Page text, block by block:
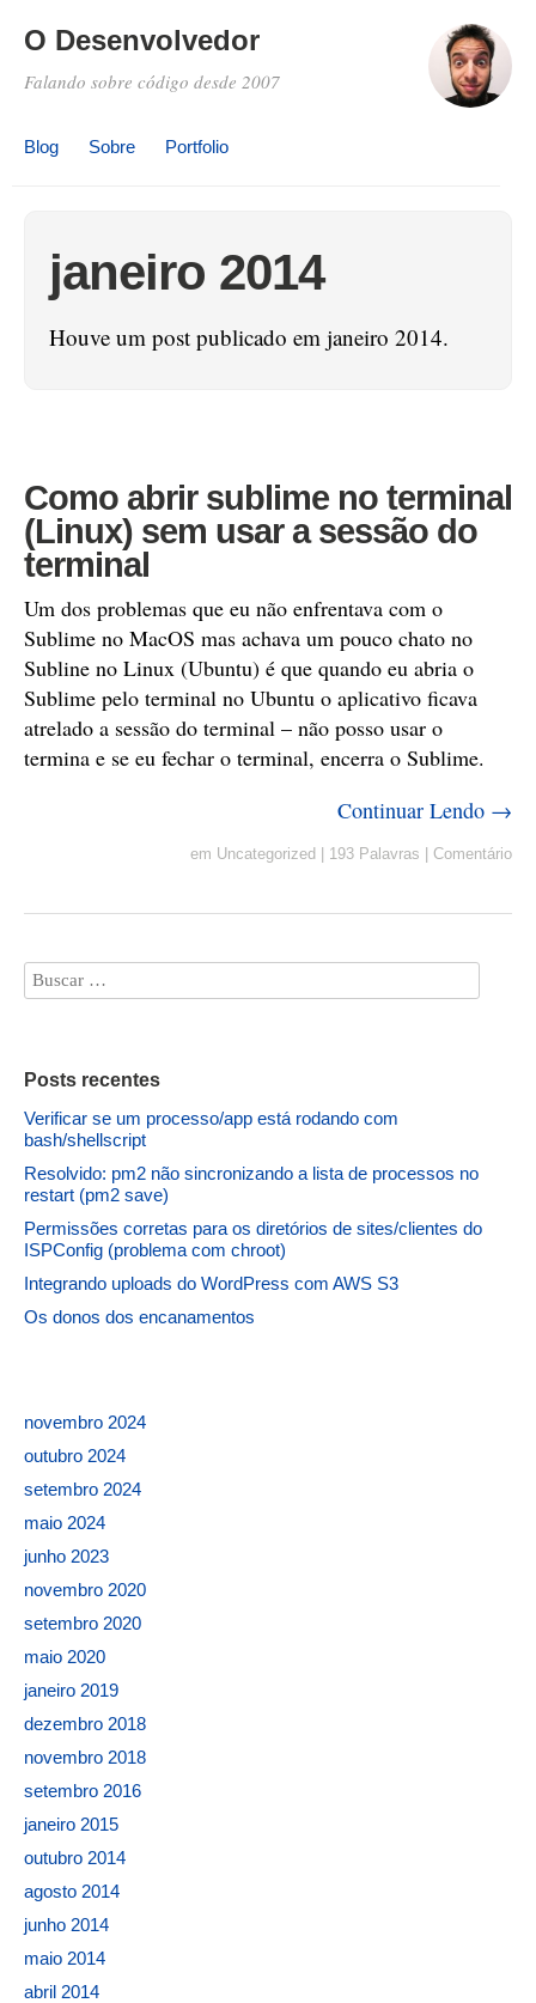
O Desenvolvedor
Falando sobre código desde 2007
Blog Sobre Portfolio
janeiro 2014
Houve um post publicado em janeiro 2014.
Como abrir sublime no terminal
(Linux) sem usar a sessão do
terminal
Um dos problemas que eu não enfrentava com o
Sublime no MacOS mas achava um pouco chato no
Subline no Linux (Ubuntu) é que quando eu abria o
Sublime pelo terminal no Ubuntu o aplicativo ficava
atrelado a sessão do terminal – não posso usar o
termina e se eu fechar o terminal, encerra o Sublime.
Continuar Lendo →
em Uncategorized 193 Palavras Comentário
Posts recentes
Verificar se um processo/app está rodando com
bash/shellscript
Resolvido: pm2 não sincronizando a lista de processos no
restart (pm2 save)
Permissões corretas para os diretórios de sites/clientes do
ISPConfig (problema com chroot)
Integrando uploads do WordPress com AWS S3
Os donos dos encanamentos
novembro 2024
outubro 2024
setembro 2024
maio 2024
junho 2023
novembro 2020
setembro 2020
maio 2020
janeiro 2019
dezembro 2018
novembro 2018
setembro 2016
janeiro 2015
outubro 2014
agosto 2014
junho 2014
maio 2014
abril 2014